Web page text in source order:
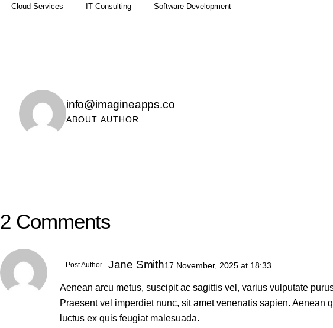
Cloud Services IT Consulting Software Development
info@imagineapps.co
ABOUT AUTHOR
2 Comments
Post Author Jane Smith17 November, 2025 at 18:33
Aenean arcu metus, suscipit ac sagittis vel, varius vulputate
Praesent vel imperdiet nunc, sit amet venenatis sapien.
luctus ex quis feugiat malesuada.